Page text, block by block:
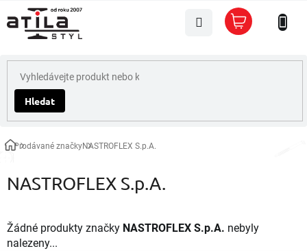
na
obsah
Hledat
Nákupní
košík
DomůProdávané značkyNASTROFLEX S.p.A.
NASTROFLEX S.p.A.
Žádné produkty značky NASTROFLEX S.p.A. nebyly
nalezeny...